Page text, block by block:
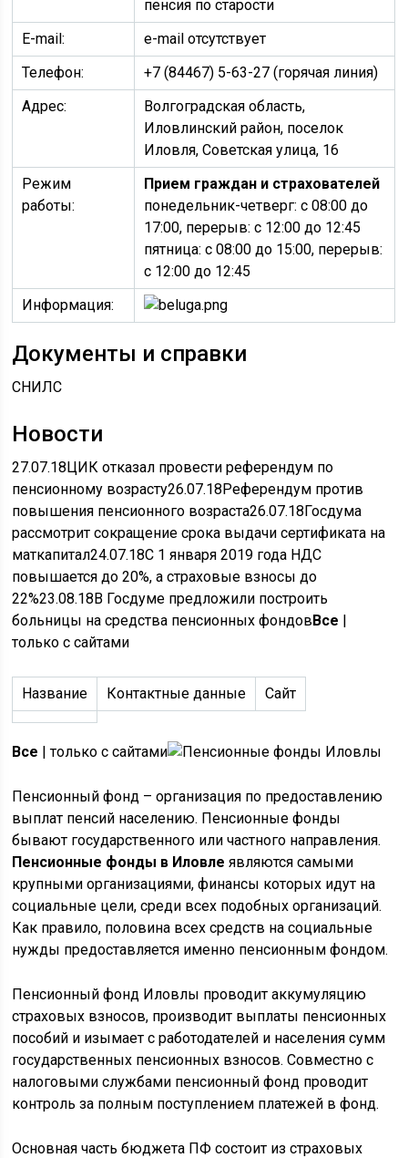
пенсия по старости
E-mail:
e-mail отсутствует
Телефон:
+7 (84467) 5-63-27 (горячая линия)
Адрес:
Волгоградская область,
Иловлинский район, поселок
Иловля, Советская улица, 16
Режим
работы:
Прием граждан и страхователей
понедельник-четверг: с 08:00 до
17:00, перерыв: с 12:00 до 12:45
пятница: с 08:00 до 15:00, перерыв:
с 12:00 до 12:45
Информация:
Документы и справки
СНИЛС
Новости
27.07.18ЦИК отказал провести референдум по
пенсионному возрасту26.07.18Референдум против
повышения пенсионного возраста26.07.18Госдума
рассмотрит сокращение срока выдачи сертификата на
маткапитал24.07.18С 1 января 2019 года НДС
повышается до 20%, а страховые взносы до
22%23.08.18В Госдуме предложили построить
больницы на средства пенсионных фондовВсе |
только с сайтами
Название Контактные данные Сайт
Все | только с сайтами
Пенсионный фонд – организация по предоставлению
выплат пенсий населению. Пенсионные фонды
бывают государственного или частного направления.
Пенсионные фонды в Иловле являются самыми
крупными организациями, финансы которых идут на
социальные цели, среди всех подобных организаций.
Как правило, половина всех средств на социальные
нужды предоставляется именно пенсионным фондом.
Пенсионный фонд Иловлы проводит аккумуляцию
страховых взносов, производит выплаты пенсионных
пособий и изымает с работодателей и населения сумм
государственных пенсионных взносов. Совместно с
налоговыми службами пенсионный фонд проводит
контроль за полным поступлением платежей в фонд.
Основная часть бюджета ПФ состоит из страховых